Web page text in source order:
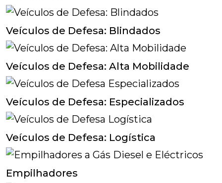
Veículos de Defesa: Blindados
Veículos de Defesa: Alta Mobilidade
Veículos de Defesa: Especializados
Veículos de Defesa: Logística
Empilhadores